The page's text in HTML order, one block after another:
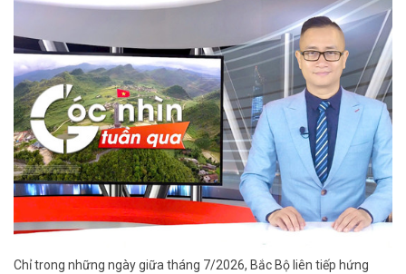
Chỉ trong những ngày giữa tháng 7/2026, Bắc Bộ liên tiếp hứng